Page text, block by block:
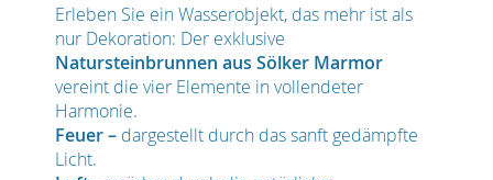
Erleben Sie ein Wasserobjekt, das mehr ist als
nur Dekoration: Der exklusive
Natursteinbrunnen aus Sölker Marmor
vereint die vier Elemente in vollendeter
Harmonie.
Feuer – dargestellt durch das sanft gedämpfte
Licht.